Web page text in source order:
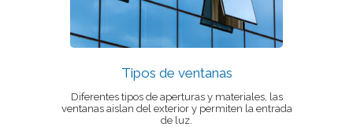
Tipos de ventanas
Diferentes tipos de aperturas y materiales, las
ventanas aislan del exterior y permiten la entrada
de luz.